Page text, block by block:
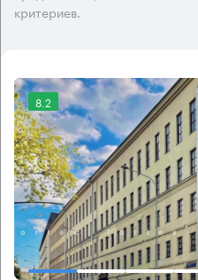
критериев.
8.2